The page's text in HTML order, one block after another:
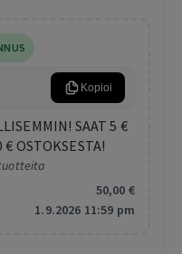
Kopioi
SAAT 5 €
OSTOKSESTA!
50,00 €
1.9.2026 11:59 pm